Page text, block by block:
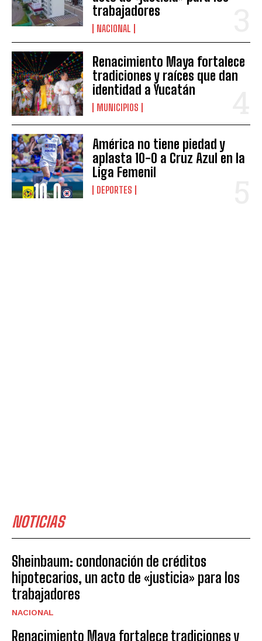
trabajadores
NACIONAL
Renacimiento Maya fortalece
tradiciones y raíces que dan
identidad a Yucatán
MUNICIPIOS
América no tiene piedad y
aplasta 10-0 a Cruz Azul en la
Liga Femenil
DEPORTES
NOTICIAS
Sheinbaum: condonación de créditos
hipotecarios, un acto de «justicia» para los
trabajadores
NACIONAL
Renacimiento Maya fortalece tradiciones y